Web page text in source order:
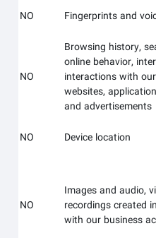
Fingerprints and
NO
Browsing history,
online behavior,
interactions with
websites,
and advertisements
NO
Device location
NO
Images and audio,
recordings
with our business
NO